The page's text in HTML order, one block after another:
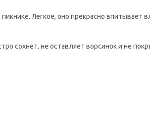
Легкое, оно прекрасно впитывает
сохнет, не оставляет ворсинок и не